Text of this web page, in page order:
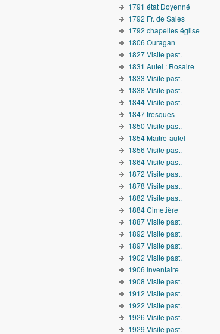
1791 état Doyenné
1792 Fr. de Sales
1792 chapelles église
1806 Ouragan
1827 Visite past.
1831 Autel : Rosaire
1833 Visite past.
1838 Visite past.
1844 Visite past.
1847 fresques
1850 Visite past.
1854 Maître-autel
1856 Visite past.
1864 Visite past.
1872 Visite past.
1878 Visite past.
1882 Visite past.
1884 Cimetière
1887 Visite past.
1892 Visite past.
1897 Visite past.
1902 Visite past.
1906 Inventaire
1908 Visite past.
1912 Visite past.
1922 Visite past.
1926 Visite past.
1929 Visite past.